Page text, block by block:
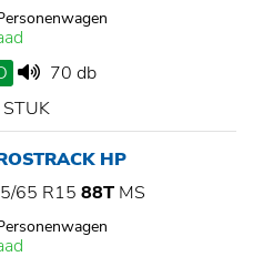
70 db
STUK
HP
65 R15 88T MS